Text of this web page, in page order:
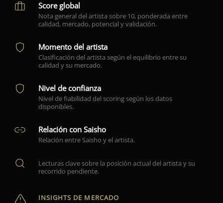
Score global
Nota general del artista sobre 10, ponderada entre
calidad, mercado, potencial y validación.
Momento del artista
Clasificación del artista según el equilibrio entre su
calidad y su mercado.
Nivel de confianza
Nivel de fiabilidad del scoring según los datos
disponibles.
Relación con Saisho
Relación entre Saisho y el artista.
Lecturas clave sobre la posición actual del artista y su
recorrido pendiente.
INSIGHTS DE MERCADO